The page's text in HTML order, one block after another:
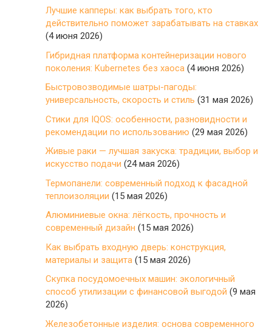
Лучшие капперы: как выбрать того, кто
действительно поможет зарабатывать на ставках
(4 июня 2026)
Гибридная платформа контейнеризации нового
поколения: Kubernetes без хаоса (4 июня 2026)
Быстровозводимые шатры-пагоды:
универсальность, скорость и стиль (31 мая 2026)
Стики для IQOS: особенности, разновидности и
рекомендации по использованию (29 мая 2026)
Живые раки — лучшая закуска: традиции, выбор и
искусство подачи (24 мая 2026)
Термопанели: современный подход к фасадной
теплоизоляции (15 мая 2026)
Алюминиевые окна: лёгкость, прочность и
современный дизайн (15 мая 2026)
Как выбрать входную дверь: конструкция,
материалы и защита (15 мая 2026)
Скупка посудомоечных машин: экологичный
способ утилизации с финансовой выгодой (9 мая
2026)
Железобетонные изделия: основа современного